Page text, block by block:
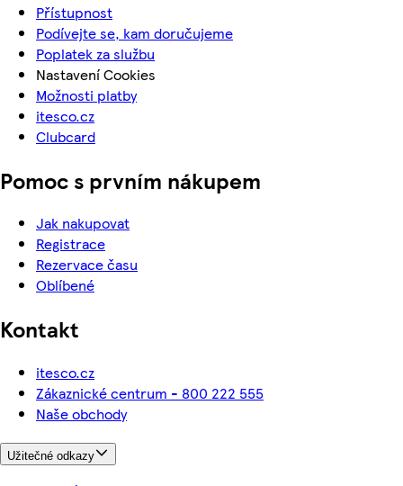
Přístupnost
Podívejte se, kam doručujeme
Poplatek za službu
Nastavení Cookies
Možnosti platby
itesco.cz
Clubcard
Pomoc s prvním nákupem
Jak nakupovat
Registrace
Rezervace času
Oblíbené
Kontakt
itesco.cz
Zákaznické centrum - 800 222 555
Naše obchody
Užitečné odkazy